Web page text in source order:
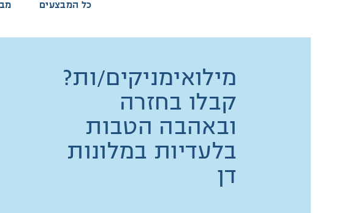
כל המבצעים
מילואימניקים/ות?
קבלו בחזרה
ובאהבה הטבות
בלעדיות במלונות
דן